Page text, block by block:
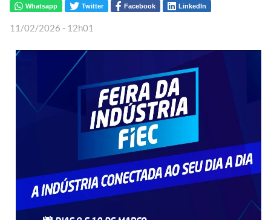
Whatsapp Twitter Facebook LinkedIn
11/02/2026 - 12h01